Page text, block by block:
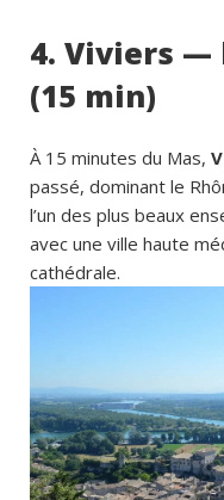
4. Viviers —
(15 min)
À 15 minutes du Mas,
passé, dominant le
l’un des plus beaux
avec une ville haute
cathédrale.